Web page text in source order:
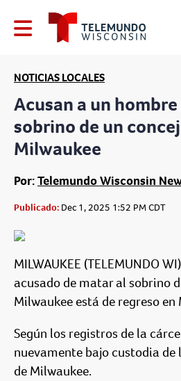
NOTICIAS LOCALES
Acusan a un
sobrino de un
Milwaukee
Por:Telemundo Wisconsin
Publicado: Dec 1, 2025 1:52 PM CDT
MILWAUKEE (TELEMUNDO
acusado de matar al sobrino
Milwaukee está de regreso en
Según los registros de la
nuevamente bajo custodia
de Milwaukee.